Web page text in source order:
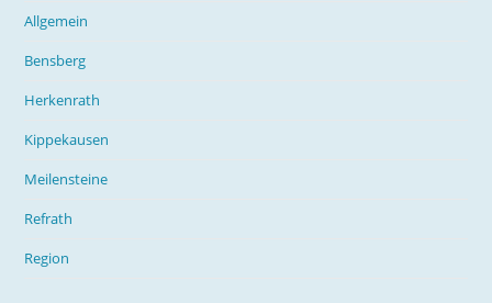
Allgemein
Bensberg
Herkenrath
Kippekausen
Meilensteine
Refrath
Region